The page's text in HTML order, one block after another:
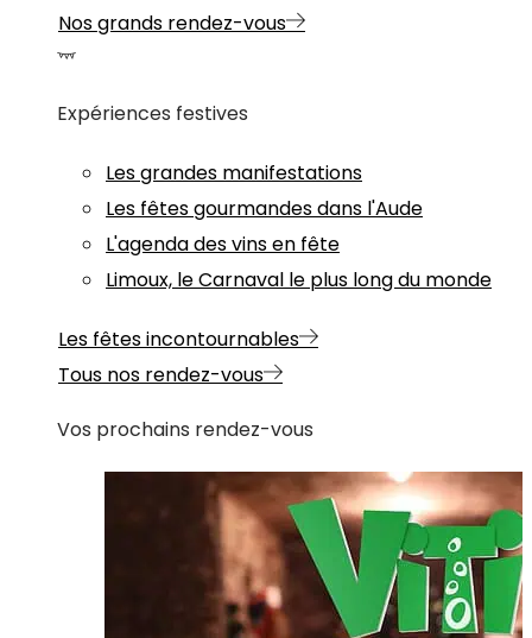
Nos grands rendez-vous
Expériences festives
Les grandes manifestations
Les fêtes gourmandes dans l'Aude
L'agenda des vins en fête
Limoux, le Carnaval le plus long du monde
Les fêtes incontournables
Tous nos rendez-vous
Vos prochains rendez-vous